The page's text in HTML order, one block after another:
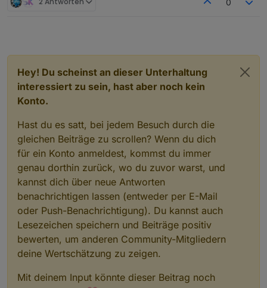
Hey! Du scheinst an dieser Unterhaltung
interessiert zu sein, hast aber noch kein
Konto.
Hast du es satt, bei jedem Besuch durch die
gleichen Beiträge zu scrollen? Wenn du dich
für ein Konto anmeldest, kommst du immer
genau dorthin zurück, wo du zuvor warst, und
kannst dich über neue Antworten
benachrichtigen lassen (entweder per E-Mail
oder Push-Benachrichtigung). Du kannst auch
Lesezeichen speichern und Beiträge positiv
bewerten, um anderen Community-Mitgliedern
deine Wertschätzung zu zeigen.
Mit deinem Input könnte dieser Beitrag noch